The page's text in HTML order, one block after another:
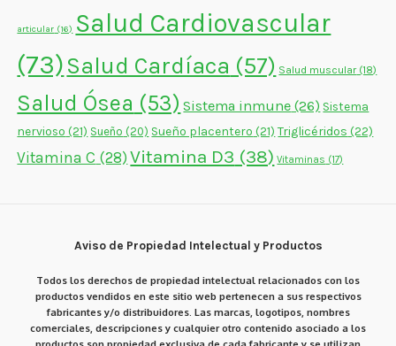
articular (16) Salud Cardiovascular
(73)Salud Cardíaca (57) Salud muscular(18)
Salud Ósea (53) Sistema inmune (26) Sistema
nervioso (21) Sueño (20) Sueño placentero (21) Triglicéridos (22)
Vitamina C (28) Vitamina D3 (38) Vitaminas (17)
Aviso de Propiedad Intelectual y Productos
Todos los derechos de propiedad intelectual relacionados con los
productos vendidos en este sitio web pertenecen a sus respectivos
fabricantes y/o distribuidores. Las marcas, logotipos, nombres
comerciales, descripciones y cualquier otro contenido asociado a los